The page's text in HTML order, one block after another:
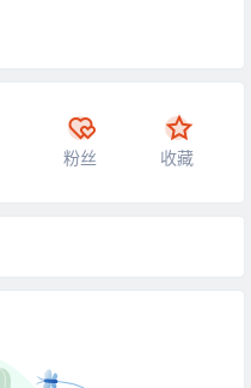
粉丝 收藏